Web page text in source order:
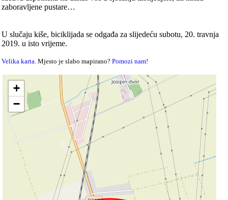
zaboravljene pustare…
U slučaju kiše, biciklijada se odgađa za slijedeću subotu, 20. travnja
2019. u isto vrijeme.
Velika karta. Mjesto je slabo mapirano?Pomozi nam!
+
−